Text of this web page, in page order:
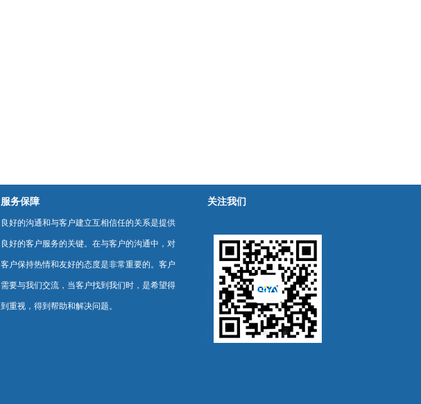
服务保障
良好的沟通和与客户建立互相信任的关系是提供
良好的客户服务的关键。在与客户的沟通中，对
客户保持热情和友好的态度是非常重要的。客户
需要与我们交流，当客户找到我们时，是希望得
到重视，得到帮助和解决问题。
关注我们